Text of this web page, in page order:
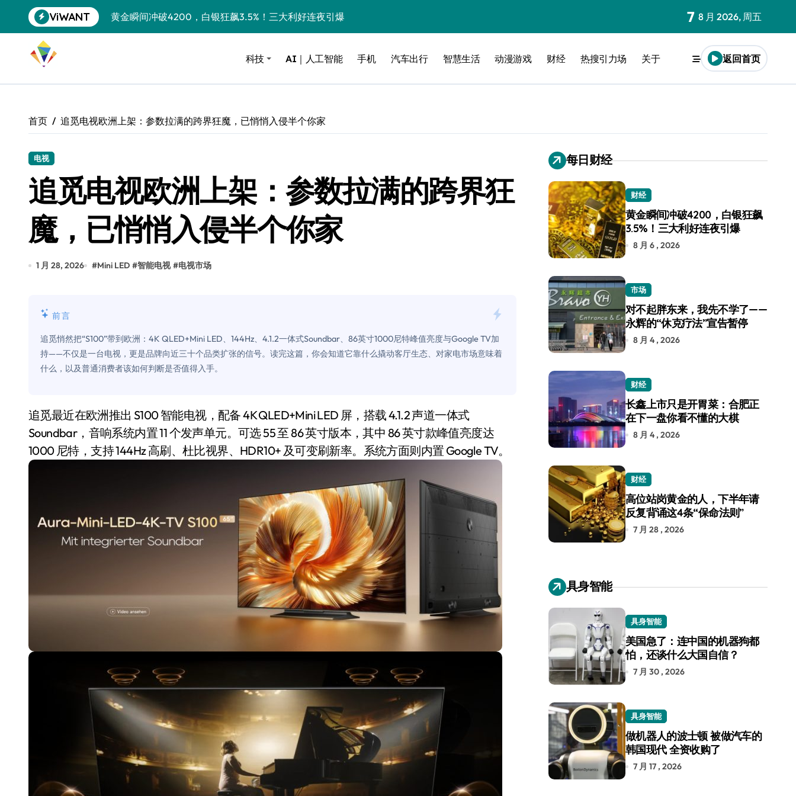
到
ViWANT
黄金瞬间冲破4200，白银狂飙3.5%！三大利好连夜引爆
Peloton 新车实测：屏幕能转、风扇怼脸，但最狠的是那个机械音
Xbox七月大崩盘：裁员3200、卖工作室、网络瘫了，微软这次真急了
谷歌DeepMind创始人辞去CEO，但继续“垂帘听政”？
400层堆叠、性能翻倍 三星把最新存储技术给了AI
召回X9、合作大众遇冷、高端梦碎：小鹏的“多事之夏”
比Model 3便宜？不，比Model 3有面儿——试驾雷克萨斯ES 500e
Windows 11家庭版和专业版，选错真的会后悔吗？
你的U盘格式对了吗？详解exFAT和NTFS的终极对决
轻到忽略不计 大疆Mini 2S内录实测，值不值得冲？
从“卖电视”到“定规则”：海信拿下RGB-Mini LED全球话语权
国际首次！中国钙钛矿探测器太空“开箱”，一边探测射线一边光伏发电
小米涨价！K90跳上3099，小米17标准版逼近4800
长鑫上市只是开胃菜：合肥正在下一盘你看不懂的大棋
耳机低音像白开水？90%的人第一步就做错了
复古玩家狂喜：Anbernic第三次复刻GBA SP，情怀拉满
Xbox 360 游戏终于要登 PC，光盘党也能“以盘换数”了？
Apple Watch 表盘还能这么玩？保姆级教程，有手就会！
追觅清洁电器全球累计出货量破4000万台，技术创新驱动多品类增长
7 8 月 2026, 周五
科技 AI｜人工智能 手机 汽车出行 智慧生活 动漫游戏 财经 热搜引力场 关于 返回首页
首页 追觅电视欧洲上架：参数拉满的跨界狂魔，已悄悄入侵半个你家
电视
追觅电视欧洲上架：参数拉满的跨界狂
魔，已悄悄入侵半个你家
1 月 28, 2026 #Mini LED #智能电视 #电视市场
前言
追觅悄然把“S100”带到欧洲：4K QLED+Mini LED、144Hz、4.1.2一体式Soundbar、86英寸1000尼特峰值亮度与Google TV加
持——不仅是一台电视，更是品牌向近三十个品类扩张的信号。读完这篇，你会知道它靠什么撬动客厅生态、对家电市场意味着
什么，以及普通消费者该如何判断是否值得入手。
追觅最近在欧洲推出 S100 智能电视，配备 4K QLED+Mini LED 屏，搭载 4.1.2 声道一体式
Soundbar，音响系统内置 11 个发声单元。可选 55 至 86 英寸版本，其中 86 英寸款峰值亮度达
1000 尼特，支持 144Hz 高刷、杜比视界、HDR10+ 及可变刷新率。系统方面则内置 Google TV。
每日财经
财经
黄金瞬间冲破4200，白银狂飙
3.5%！三大利好连夜引爆
8 月 6 , 2026
市场
对不起胖东来，我先不学了——
永辉的“休克疗法”宣告暂停
8 月 4 , 2026
财经
长鑫上市只是开胃菜：合肥正
在下一盘你看不懂的大棋
8 月 4 , 2026
财经
高位站岗黄金的人，下半年请
反复背诵这4条“保命法则”
7 月 28 , 2026
具身智能
具身智能
美国急了：连中国的机器狗都
怕，还谈什么大国自信？
7 月 30 , 2026
具身智能
做机器人的波士顿 被做汽车的
韩国现代 全资收购了
7 月 17 , 2026